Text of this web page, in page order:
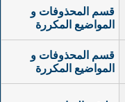
قسم المحذوفات و
المواضيع المكررة
قسم المحذوفات و
المواضيع المكررة